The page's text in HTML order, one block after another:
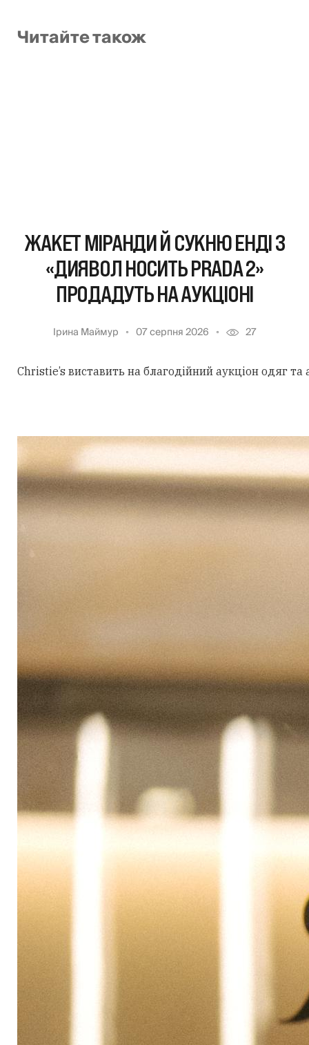
Читайте також
ЖАКЕТ МІРАНДИ Й СУКНЮ ЕНДІ З
«ДИЯВОЛ НОСИТЬ PRADA 2»
ПРОДАДУТЬ НА АУКЦІОНІ
Ірина Маймур 07 серпня 2026 27
Christie’s виставить на благодійний аукціон одяг